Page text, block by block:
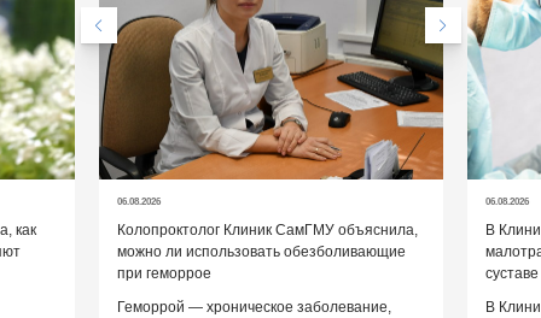
как
06.08.2026
Колопроктолог Клиник СамГМУ объяснила,
можно ли использовать обезболивающие
при геморрое
Геморрой — хроническое заболевание,
06.08.2026
В
суставе
В